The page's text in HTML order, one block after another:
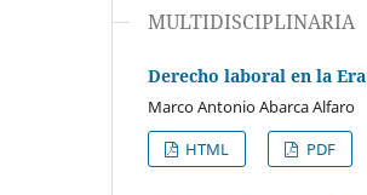
MULTIDISCIPLINARIA
Derecho laboral en la
Marco Antonio Abarca Alfaro
HTML
PDF